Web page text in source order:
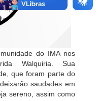
do IMA nos
Walquiria. Sua
que foram parte do
saudades em
sereno, assim como